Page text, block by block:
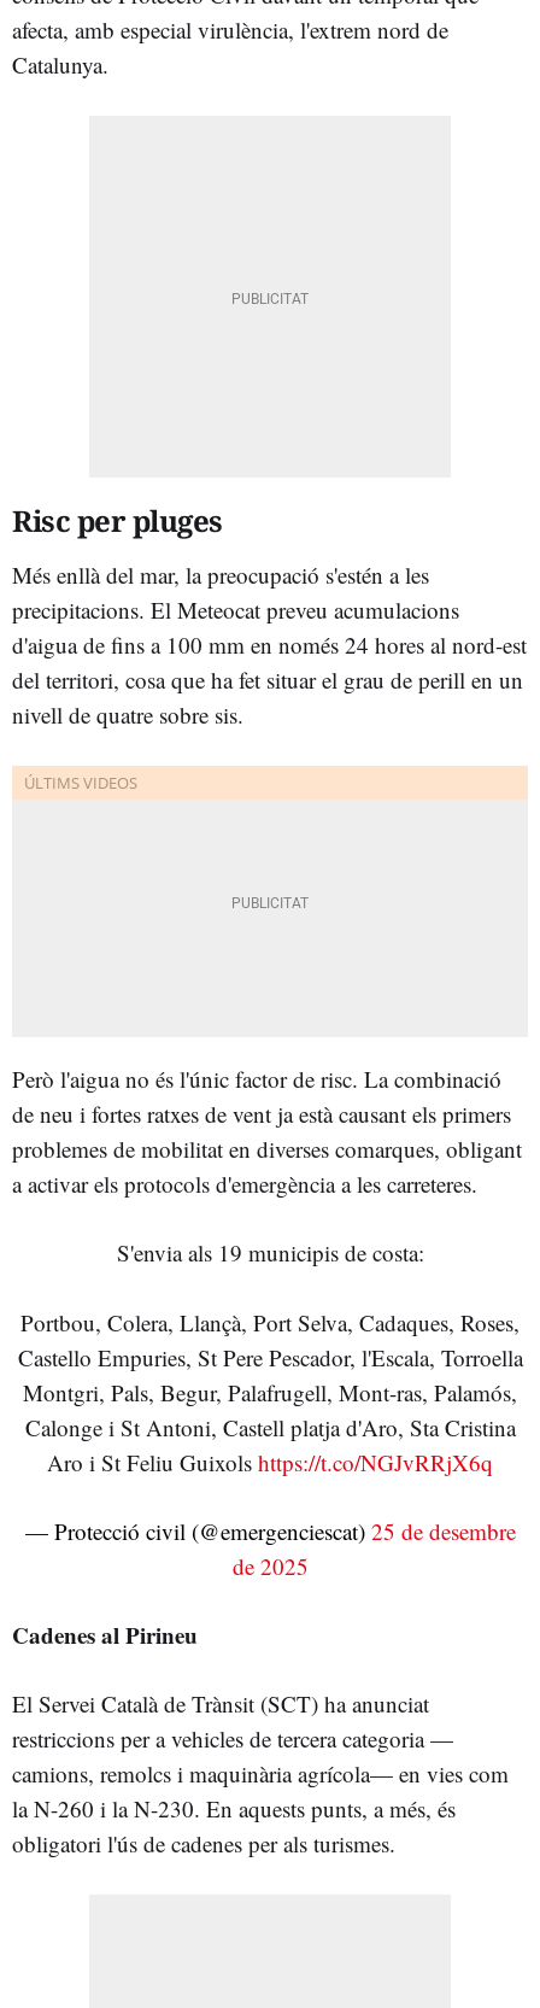
afecta, amb especial virulència, l'extrem nord de
Catalunya.
Risc per pluges
Més enllà del mar, la preocupació s'estén a les
precipitacions. El Meteocat preveu acumulacions
d'aigua de fins a 100 mm en només 24 hores al nord-est
del territori, cosa que ha fet situar el grau de perill en un
nivell de quatre sobre sis.
Però l'aigua no és l'únic factor de risc. La combinació
de neu i fortes ratxes de vent ja està causant els primers
problemes de mobilitat en diverses comarques, obligant
a activar els protocols d'emergència a les carreteres.
S'envia als 19 municipis de costa:
Portbou, Colera, Llançà, Port Selva, Cadaques, Roses,
Castello Empuries, St Pere Pescador, l'Escala, Torroella
Montgri, Pals, Begur, Palafrugell, Mont-ras, Palamós,
Calonge i St Antoni, Castell platja d'Aro, Sta Cristina
Aro i St Feliu Guixols https://t.co/NGJvRRjX6q
— Protecció civil (@emergenciescat) 25 de desembre
de 2025
Cadenes al Pirineu
El Servei Català de Trànsit (SCT) ha anunciat
restriccions per a vehicles de tercera categoria —
camions, remolcs i maquinària agrícola— en vies com
la N-260 i la N-230. En aquests punts, a més, és
obligatori l'ús de cadenes per als turismes.